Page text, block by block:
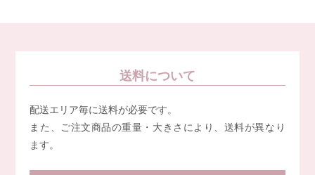
送料について
配送エリア毎に送料が必要です。
また、ご注文商品の重量・大きさにより、送料が異なり
ます。